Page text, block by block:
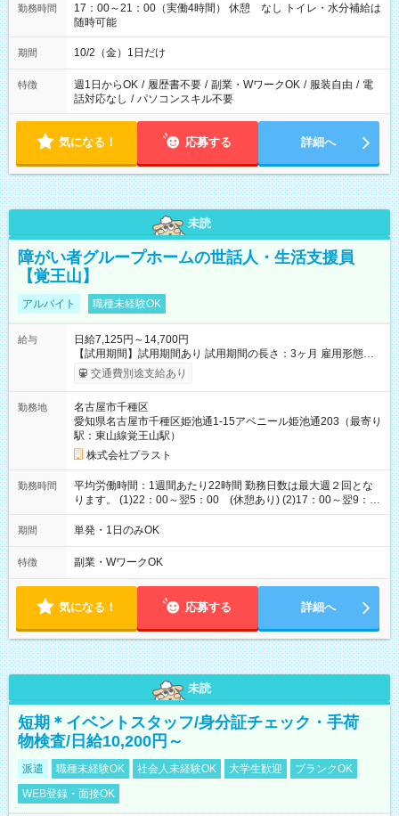
勤務時間
17：00～21：00（実働4時間） 休憩 なし トイレ・水分補給は
随時可能
期間 10/2（金）1日だけ
特徴 週1日からOK / 履歴書不要 / 副業・WワークOK / 服装自由 / 電
話対応なし / パソコンスキル不要
気になる！ 応募する 詳細へ
未読
障がい者グループホームの世話人・生活支援員
【覚王山】
アルバイト 職種未経験OK
給与
日給7,125円～14,700円
【試用期間】試用期間あり 試用期間の長さ：3ヶ月 雇用形態、
給与は本採用時と同じです。
交通費別途支給あり
勤務地
名古屋市千種区
愛知県名古屋市千種区姫池通1-15アベニール姫池通203（最寄り
駅：東山線覚王山駅）
株式会社プラスト
勤務時間
平均労働時間：1週間あたり22時間 勤務日数は最大週２回とな
ります。 (1)22：00～翌5：00 (休憩あり) (2)17：00～翌9：
00 (休憩あり) ３６協定提出済 平均労働時間：1週間あたり22
時間 勤務日数は最大週２回となります。 (1)22：00～翌5：00
期間 単発・1日のみOK
特徴 副業・WワークOK
気になる！ 応募する 詳細へ
未読
短期＊イベントスタッフ/身分証チェック・手荷
物検査/日給10,200円～
派遣 職種未経験OK 社会人未経験OK 大学生歓迎
ブランクOK
WEB登録・面接OK